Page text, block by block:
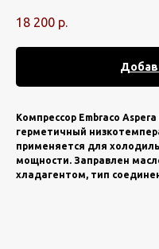
18 200 р.
Компрессор Embraco
герметичный
применяется для
мощности. Заправлен
хладагентом, тип